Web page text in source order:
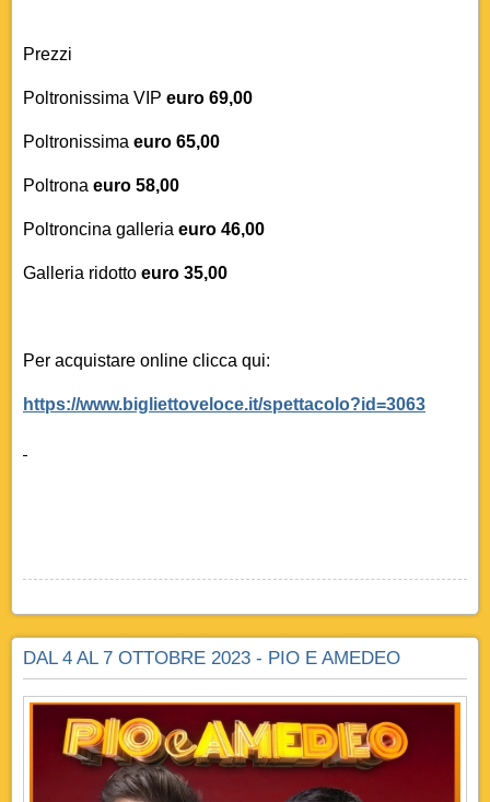
Prezzi
Poltronissima VIP euro 69,00
Poltronissima euro 65,00
Poltrona euro 58,00
Poltroncina galleria euro 46,00
Galleria ridotto euro 35,00
Per acquistare online clicca qui:
https://www.bigliettoveloce.it/spettacolo?id=3063
DAL 4 AL 7 OTTOBRE 2023 - PIO E AMEDEO